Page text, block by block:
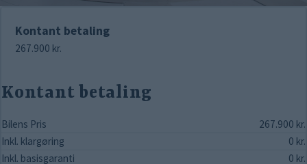
Kontant betaling
267.900 kr.
Kontant betaling
Bilens Pris
267.900 kr.
Inkl. klargøring
0 kr.
Inkl. basisgaranti
0 kr.